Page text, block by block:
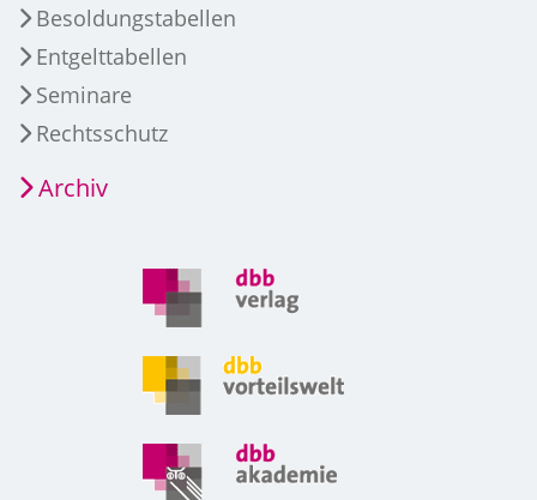
Besoldungstabellen
Entgelttabellen
Seminare
Rechtsschutz
Archiv